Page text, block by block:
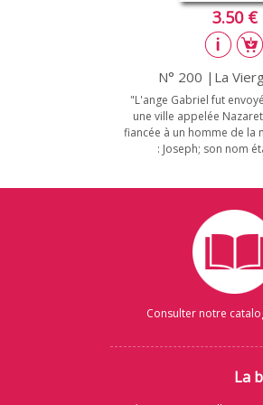
3.50 €
N° 200 |La
"L'ange Gabriel fut
une ville appelée
fiancée à un homme de la
: Joseph; son nom
Consulter notre
La